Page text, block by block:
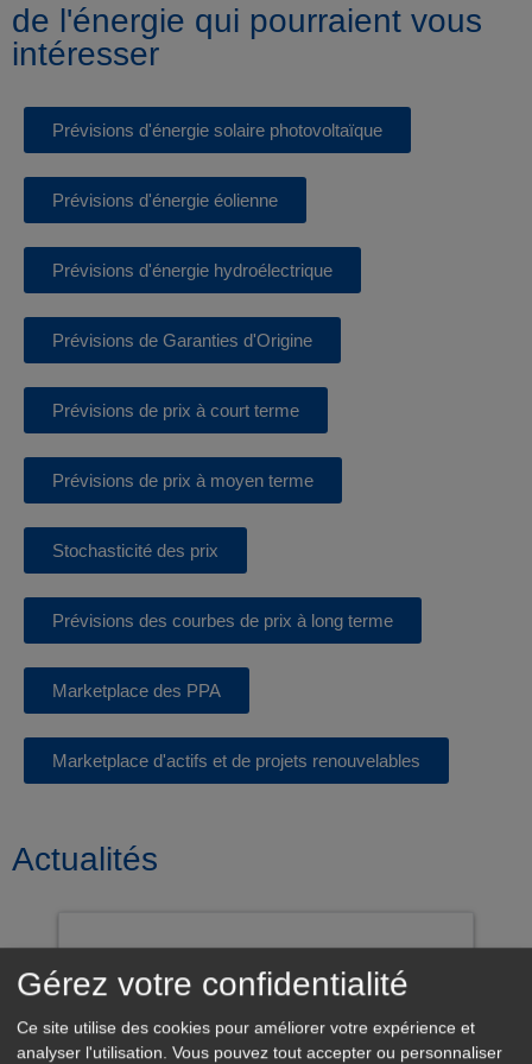
de l'énergie qui pourraient vous
intéresser
Prévisions d'énergie solaire photovoltaïque
Prévisions d'énergie éolienne
Prévisions d'énergie hydroélectrique
Prévisions de Garanties d'Origine
Prévisions de prix à court terme
Prévisions de prix à moyen terme
Stochasticité des prix
Prévisions des courbes de prix à long terme
Marketplace des PPA
Marketplace d'actifs et de projets renouvelables
Actualités
Gérez votre confidentialité
Ce site utilise des cookies pour améliorer votre expérience et
analyser l'utilisation. Vous pouvez tout accepter ou personnaliser